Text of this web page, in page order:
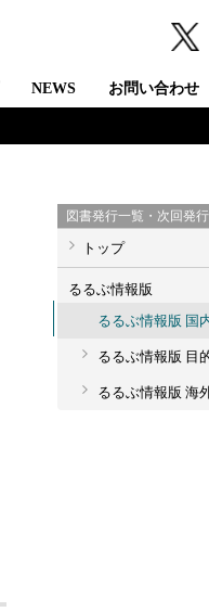
NEWS お問い合わせ
図書発行一覧・次回発
トップ
るるぶ情報版
るるぶ情報版 国
るるぶ情報版 目
るるぶ情報版 海